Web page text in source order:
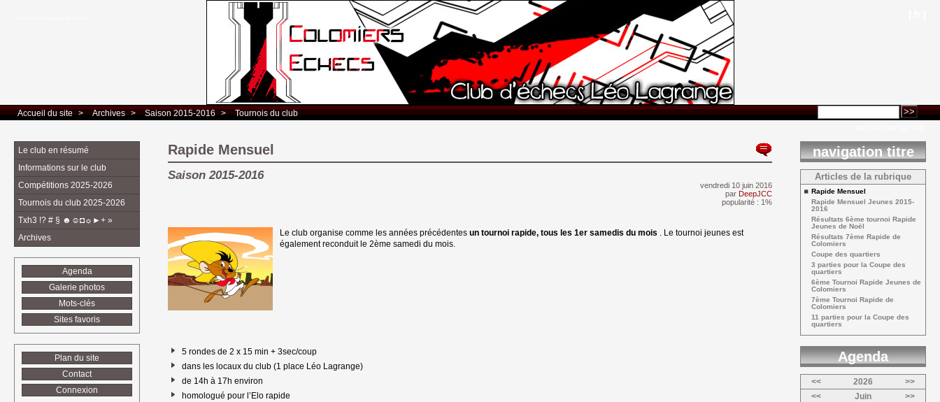
Accueil du site > Archives > Saison 2015-2016 > Tournois du club
Rapide Mensuel
Saison 2015-2016
vendredi 10 juin 2016
par DeepJCC
popularité : 1%
Le club organise comme les années précédentes un tournoi rapide, tous les 1er samedis du mois . Le tournoi jeunes est
également reconduit le 2ème samedi du mois.
5 rondes de 2 x 15 min + 3sec/coup
dans les locaux du club (1 place Léo Lagrange)
de 14h à 17h environ
homologué pour l’Elo rapide
Le club en résumé
Informations sur le club
Compétitions 2025-2026
Tournois du club 2025-2026
Txh3 !? # § ☻☺◘☼►+ »
Archives
Agenda
Galerie photos
Mots-clés
Sites favoris
Plan du site
Contact
Connexion
navigation titre
Articles de la rubrique
Rapide Mensuel
Rapide Mensuel Jeunes 2015-
2016
Résultats 6ème tournoi Rapide
Jeunes de Noël
Résultats 7ème Rapide de
Colomiers
Coupe des quartiers
3 parties pour la Coupe des
quartiers
6ème Tournoi Rapide Jeunes de
Colomiers
7ème Tournoi Rapide de
Colomiers
11 parties pour la Coupe des
quartiers
Agenda
<< 2026
>>
<<
Juin
>>